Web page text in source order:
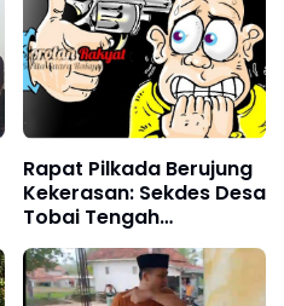
Rapat Pilkada Berujung
Kekerasan: Sekdes Desa
Tobai Tengah
Todongkan Senpi ke
Saksi Paslon 02